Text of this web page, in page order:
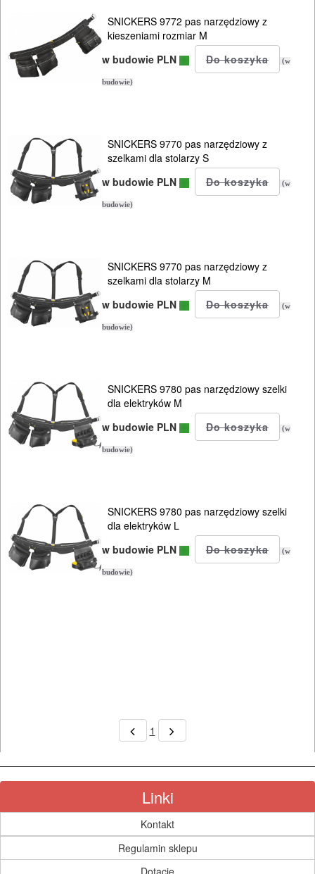
NARZĘDZIA
INSTALACYJNE,
PALNIKI
PNEUMATYCZNE
KOMPRESORY
NARZĘDZIA
SPAWALNICTWO
PROSTOWNIKI
I
OSPRZĘT
ODZIEŻ
ROBOCZA
I
AGD
OGRODNICZE
NARZĘDZIA
SNICKERS 9772 pas narzędziowy z
kieszeniami rozmiar M
w budowie PLN
(w
budowie)
SNICKERS 9770 pas narzędziowy z
szelkami dla stolarzy S
w budowie PLN
(w
budowie)
SNICKERS 9770 pas narzędziowy z
szelkami dla stolarzy M
w budowie PLN
(w
budowie)
SNICKERS 9780 pas narzędziowy szelki
dla elektryków M
w budowie PLN
(w
budowie)
SNICKERS 9780 pas narzędziowy szelki
dla elektryków L
w budowie PLN
(w
budowie)
1
Linki
Kontakt
Regulamin sklepu
Dotacje